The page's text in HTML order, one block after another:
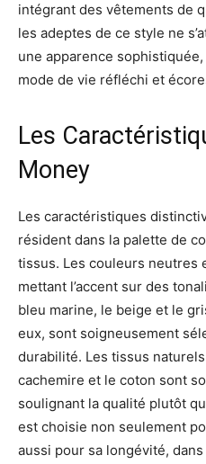
intégrant des vêtements de
les adeptes de ce style ne
une apparence
mode de vie réfléchi et
Les
Money
Les caractéristiques
résident dans la palette de
tissus. Les couleurs neutres
mettant l’accent sur des
bleu marine, le beige et le
eux, sont soigneusement
durabilité. Les tissus
cachemire et le coton sont
soulignant la qualité plutôt
est choisie non seulement
aussi pour sa longévité,